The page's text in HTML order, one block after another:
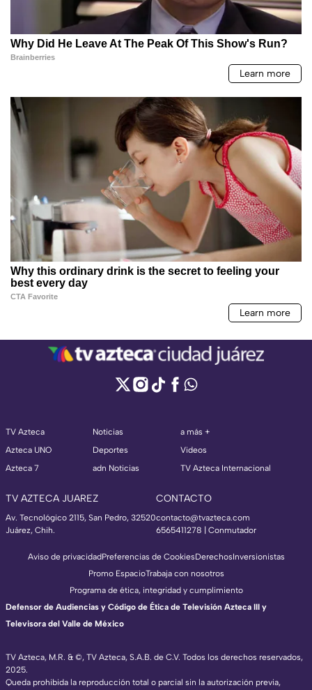
TV Azteca
Azteca UNO
Azteca 7
Noticias
Deportes
adn Noticias
a más +
Videos
TV Azteca Internacional
TV AZTECA JUAREZ
Av. Tecnológico 2115, San Pedro, 32520
Juárez, Chih.
CONTACTO
contacto@tvazteca.com
6565411278 | Conmutador
TV Azteca, M.R. & ©, TV Azteca, S.A.B. de C.V. Todos los derechos reservados,
2025.
Queda prohibida la reproducción total o parcial sin la autorización previa,
Aviso de privacidadPreferencias de CookiesDerechosInversionistas
Promo EspacioTrabaja con nosotros
Programa de ética, integridad y cumplimiento
Defensor de Audiencias y Código de Ética de Televisión Azteca III y
Televisora del Valle de México